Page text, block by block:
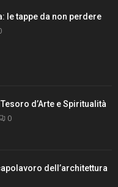
le tappe da non perdere
d’Arte e Spiritualità
0
dell’architettura